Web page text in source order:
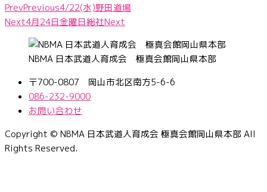
PrevPrevious4/22(水)野田道場
Next4月24日金曜日総社Next
NBMA 日本武道人育成会 極真会館岡山県本部
〒700-0807 岡山市北区南方5-6-6
086-232-9000
お問い合わせ
Copyright © NBMA 日本武道人育成会 極真会館岡山県本部 All
Rights Reserved.